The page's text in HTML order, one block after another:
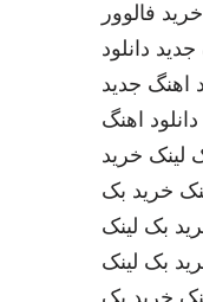
خرید فالوور
جدید دانلود
اهنگ جدید
دانلود اهنگ
لینک خرید
خرید بک
بک لینک
بک لینک
خرید بک